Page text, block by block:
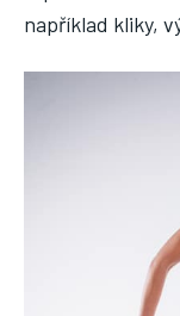
například kliky,